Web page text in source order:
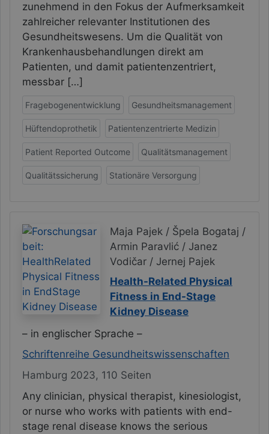
zunehmend in den Fokus der Aufmerksamkeit
zahlreicher relevanter Institutionen des
Gesundheitswesens. Um die Qualität von
Krankenhausbehandlungen direkt am
Patienten, und damit patientenzentriert,
messbar […]
Fragebogenentwicklung Gesundheitsmanagement
Hüftendoprothetik Patientenzentrierte Medizin
Patient Reported Outcome Qualitätsmanagement
Qualitätssicherung Stationäre Versorgung
Maja Pajek / Špela Bogataj /
Armin Paravlić / Janez
Vodičar / Jernej Pajek
Health-Related Physical
Fitness in End-Stage
Kidney Disease
– in englischer Sprache –
Schriftenreihe Gesundheitswissenschaften
Hamburg 2023, 110 Seiten
Any clinician, physical therapist, kinesiologist,
or nurse who works with patients with end-
stage renal disease knows the serious